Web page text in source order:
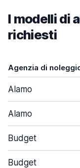
I modelli di
richiesti
Agenzia di
Alamo
Alamo
Budget
Budget